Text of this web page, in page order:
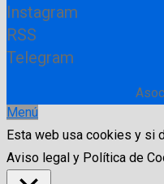
Instagram
RSS
Telegram
Menú
Esta web usa cookies y si
Aviso legal y Política de